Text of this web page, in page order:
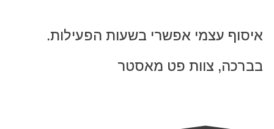
איסוף עצמי אפשרי בשעות הפעילות.
בברכה, צוות פט מאסטר